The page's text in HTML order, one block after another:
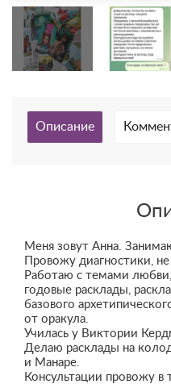
Описание
Меня зовут Анна.
Провожу диагностики,
Работаю с темами
годовые расклады,
базового
от оракула.
Училась у Виктории
Делаю расклады на
и Манаре.
Консультации провожу в